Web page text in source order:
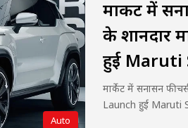
Auto
मार्केट में
के शानदार
हुई Maruti
मार्केट में सनासन
Launch हुई Maruti